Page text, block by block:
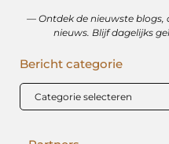
–– Ontdek de nieuwste
nieuws. Blijf dagelijks
Bericht categorie